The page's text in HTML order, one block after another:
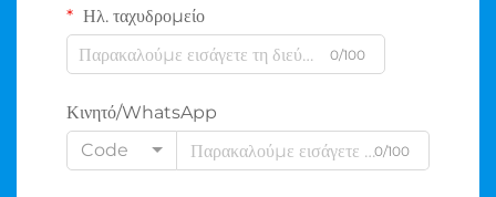
Ηλ. ταχυδρομείο
0/100
Κινητό/WhatsApp
Code
0/100